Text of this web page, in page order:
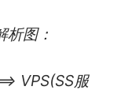
图：
VPS(SS服